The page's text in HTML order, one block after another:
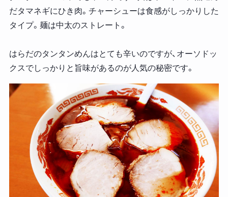
だタマネギにひき肉。チャーシューは食感がしっかりした
タイプ。麺は中太のストレート。
はらだのタンタンめんはとても辛いのですが、オーソドッ
クスでしっかりと旨味があるのが人気の秘密です。